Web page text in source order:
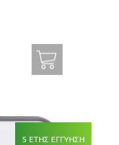
5 ΕΤΗΣ ΕΓΓΥΗΣΗ